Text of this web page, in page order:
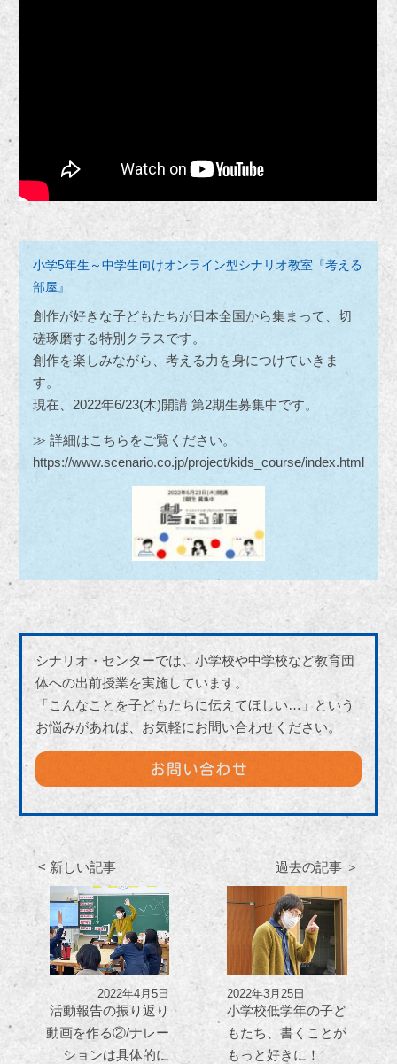
小学5年生～中学生向けオンライン型シナリオ教室『考える
部屋』
創作が好きな子どもたちが日本全国から集まって、切
磋琢磨する特別クラスです。
創作を楽しみながら、考える力を身につけていきま
す。
現在、2022年6/23(木)開講 第2期生募集中です。
≫ 詳細はこちらをご覧ください。
https://www.scenario.co.jp/project/kids_course/index.html
シナリオ・センターでは、小学校や中学校など教育団
体への出前授業を実施しています。
「こんなことを子どもたちに伝えてほしい…」という
お悩みがあれば、お気軽にお問い合わせください。
< 新しい記事
2022年4月5日
活動報告の振り返り
動画を作る②/ナレー
ションは具体的に
過去の記事 ＞
2022年3月25日
小学校低学年の子ど
もたち、書くことが
もっと好きに！